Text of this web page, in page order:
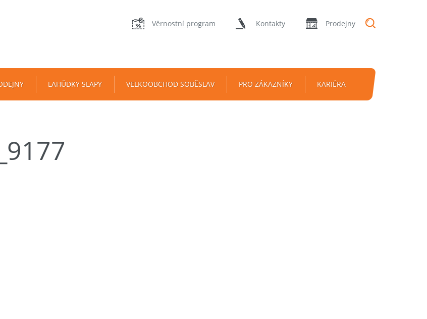
Věrnostní program Kontakty Prodejny
LAHŮDKY SLAPY VELKOOBCHOD SOBĚSLAV PRO ZÁKAZNÍKY KARIÉRA